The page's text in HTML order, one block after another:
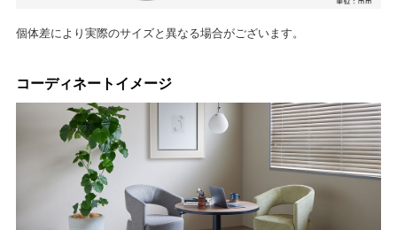
個体差により実際のサイズと異なる場合がございます。
コーディネートイメージ